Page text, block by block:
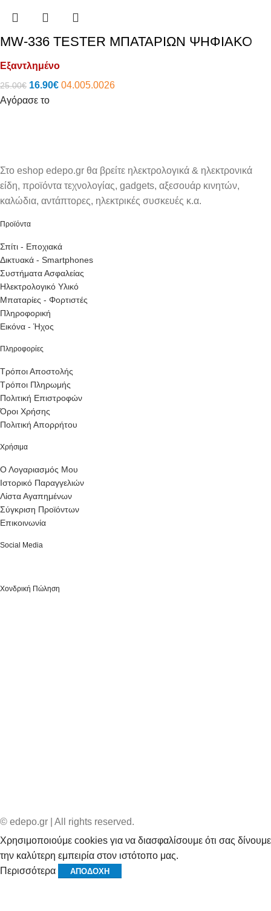
MW-336 TESTER ΜΠΑΤΑΡΙΩΝ ΨΗΦΙΑΚΟ
Εξαντλημένο
25.00€ 16.90€ 04.005.0026
Αγόρασε το
Στο eshop edepo.gr θα βρείτε ηλεκτρολογικά & ηλεκτρονικά
είδη, προϊόντα τεχνολογίας, gadgets, αξεσουάρ κινητών,
καλώδια, αντάπτορες, ηλεκτρικές συσκευές κ.α.
Προϊόντα
Σπίτι - Εποχιακά
Δικτυακά - Smartphones
Συστήματα Ασφαλείας
Ηλεκτρολογικό Υλικό
Μπαταρίες - Φορτιστές
Πληροφορική
Εικόνα - Ήχος
Πληροφορίες
Τρόποι Αποστολής
Τρόποι Πληρωμής
Πολιτική Επιστροφών
Όροι Χρήσης
Πολιτική Απορρήτου
Χρήσιμα
Ο Λογαριασμός Μου
Ιστορικό Παραγγελιών
Λίστα Αγαπημένων
Σύγκριση Προϊόντων
Επικοινωνία
Social Media
Χονδρική Πώληση
© edepo.gr | All rights reserved.
Χρησιμοποιούμε cookies για να διασφαλίσουμε ότι σας δίνουμε
την καλύτερη εμπειρία στον ιστότοπο μας.
Περισσότερα
ΑΠΟΔΟΧΉ